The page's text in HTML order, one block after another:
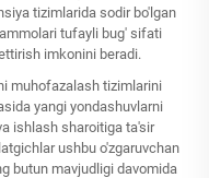
tizimlarida sodir bo'lgan
tufayli bug' sifati
imkonini beradi.
muhofazalash tizimlarini
yangi yondashuvlarni
ishlash sharoitiga ta'sir
ushbu o'zgaruvchan
butun mavjudligi davomida